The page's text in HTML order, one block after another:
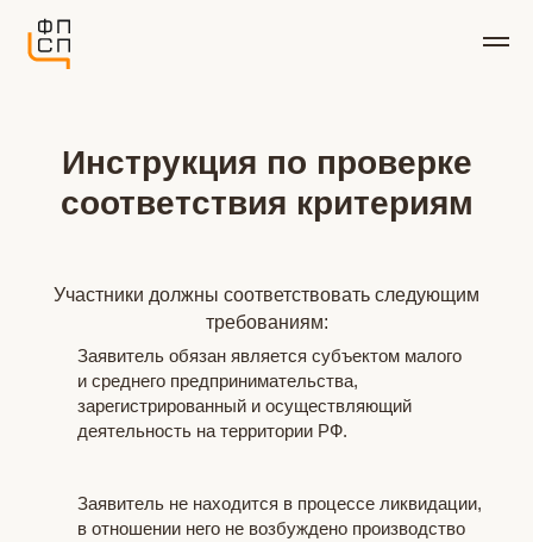
Инструкция по проверке
соответствия критериям
Участники должны соответствовать следующим
требованиям:
Заявитель обязан является субъектом малого
и среднего предпринимательства,
зарегистрированный и осуществляющий
деятельность на территории РФ.
Заявитель не находится в процессе ликвидации,
в отношении него не возбуждено производство